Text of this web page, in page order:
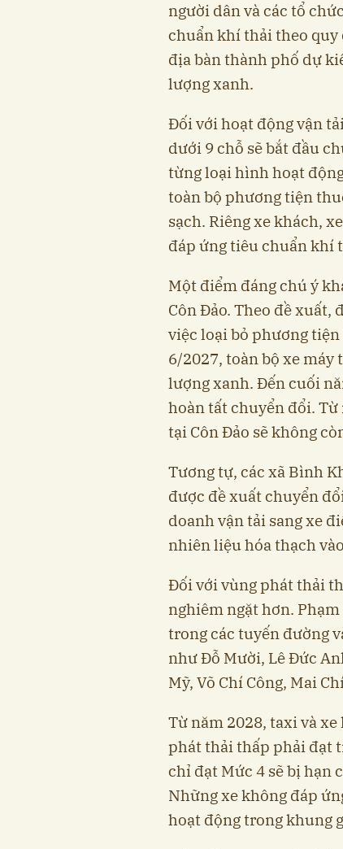
người dân và các tổ
chuẩn khí thải theo quy
địa bàn thành phố dự
lượng xanh.
Đối với hoạt động vận
dưới 9 chỗ sẽ bắt đầu
từng loại hình hoạt
toàn bộ phương tiện
sạch. Riêng xe khách,
đáp ứng tiêu chuẩn khí
Một điểm đáng chú ý
Côn Đảo. Theo đề xuất,
việc loại bỏ phương
6/2027, toàn bộ xe máy
lượng xanh. Đến cuối
hoàn tất chuyển đổi.
tại Côn Đảo sẽ không
Tương tự, các xã Bình
được đề xuất chuyển
doanh vận tải sang xe
nhiên liệu hóa thạch
Đối với vùng phát thải
nghiêm ngặt hơn.
trong các tuyến đường
như Đỗ Mười, Lê Đức
Mỹ, Võ Chí Công, Mai
Từ năm 2028, taxi và
phát thải thấp phải đạt
chỉ đạt Mức 4 sẽ bị hạn
Những xe không đáp
hoạt động trong khung